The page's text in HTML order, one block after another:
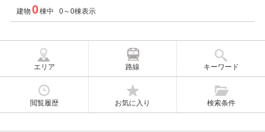
建物 0棟中 0～0棟表示
エリア 路線 キーワード
閲覧履歴 お気に入り 検索条件